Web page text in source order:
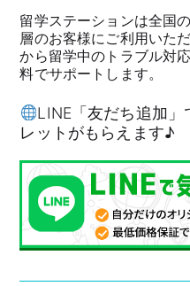
留学ステーションは全国
層のお客様にご利用いた
から留学中のトラブル対
料でサポートします。
LINE「友だち追加
レットがもらえます♪